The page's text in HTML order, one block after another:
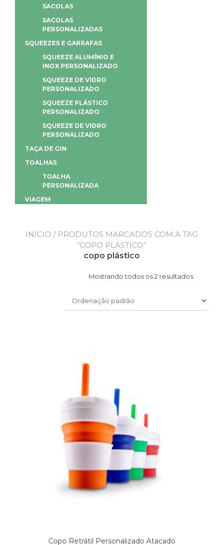
INÍCIO / PRODUTOS MARCADOS COM A TAG
“COPO PLÁSTICO”
copo plástico
Mostrando todos os 2 resultados
Copo Retrátil Personalizado Atacado
SACOLAS
SACOLAS
PERSONALIZADAS
SQUEEZES E GARRAFAS
SQUEEZE ALUMÍNIO E
INOX PERSONALIZADO
SQUEEZE DE VIDRO
PERSONALIZADO
SQUEEZE PLÁSTICO
PERSONALIZADO
SQUEEZE DE VIDRO
PERSONALIZADO
TAÇA DE GIN
TOALHAS
TOALHA
PERSONALIZADA
VIAGEM